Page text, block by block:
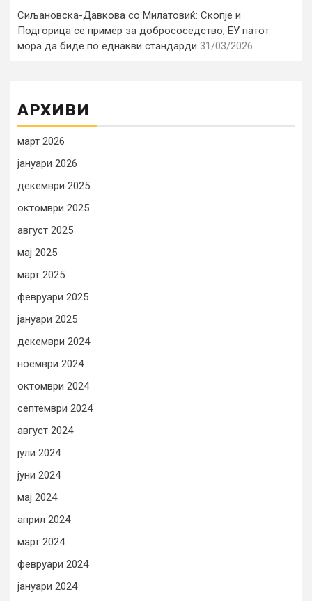
Сиљановска-Давкова со Милатовиќ: Скопје и
Подгорица се пример за добрососедство, ЕУ патот
мора да биде по еднакви стандарди 31/03/2026
АРХИВИ
март 2026
јануари 2026
декември 2025
октомври 2025
август 2025
мај 2025
март 2025
февруари 2025
јануари 2025
декември 2024
ноември 2024
октомври 2024
септември 2024
август 2024
јули 2024
јуни 2024
мај 2024
април 2024
март 2024
февруари 2024
јануари 2024